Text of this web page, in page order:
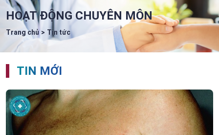
HOẠT ĐỘNG CHUYÊN MÔN
Trang chủ > Tin tức
TIN MỚI